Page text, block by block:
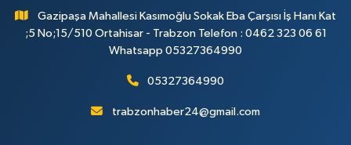
Gazipaşa Mahallesi Kasımoğlu Sokak Eba Çarşısı İş Hanı Kat
;5 No;15/510 Ortahisar - Trabzon Telefon : 0462 323 06 61
Whatsapp 05327364990
05327364990
trabzonhaber24@gmail.com